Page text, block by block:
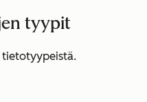
tyypit
tietotyypeistä.